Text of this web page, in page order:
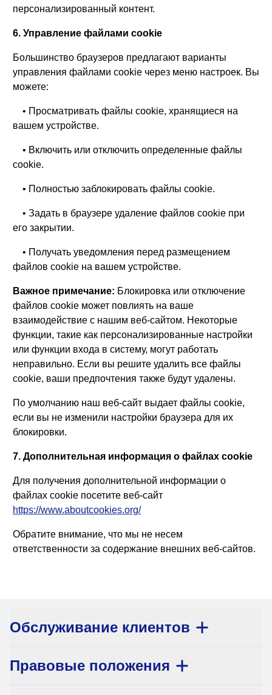
персонализированный контент.
6. Управление файлами cookie
Большинство браузеров предлагают варианты
управления файлами cookie через меню настроек. Вы
можете:
• Просматривать файлы cookie, хранящиеся на
вашем устройстве.
• Включить или отключить определенные файлы
cookie.
• Полностью заблокировать файлы cookie.
• Задать в браузере удаление файлов cookie при
его закрытии.
• Получать уведомления перед размещением
файлов cookie на вашем устройстве.
Важное примечание: Блокировка или отключение
файлов cookie может повлиять на ваше
взаимодействие с нашим веб-сайтом. Некоторые
функции, такие как персонализированные настройки
или функции входа в систему, могут работать
неправильно. Если вы решите удалить все файлы
cookie, ваши предпочтения также будут удалены.
По умолчанию наш веб-сайт выдает файлы cookie,
если вы не изменили настройки браузера для их
блокировки.
7. Дополнительная информация о файлах cookie
Для получения дополнительной информации о
файлах cookie посетите веб-сайт
https://www.aboutcookies.org/
Обратите внимание, что мы не несем
ответственности за содержание внешних веб-сайтов.
Обслуживание клиентов
Правовые положения